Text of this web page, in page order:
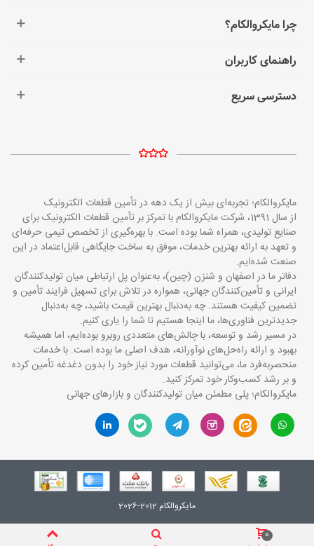
چرا مایکروالکام؟
راهنمای کاربران
دسترسی سریع
مایکروالکام؛ تجربه‌ای بیش از یک دهه در تأمین قطعات الکترونیک
از سال 1391، شرکت مایکروالکام با تمرکز بر تأمین قطعات الکترونیک برای
صنایع تولیدی، همراه شما بوده است. با بهره‌گیری از تخصص تیمی حرفه‌ای
و تعهد به ارائه بهترین خدمات، موفق به ساخت جایگاهی قابل‌اعتماد در این
صنعت شده‌ایم.
دفاتر ما در اصفهان و شنزن (چین)، به‌عنوان پل ارتباطی میان تولیدکنندگان
ایرانی و تأمین‌کنندگان جهانی، همواره در تلاش برای تسهیل فرایند تأمین و
تضمین کیفیت هستند. چه به‌دنبال بهترین قیمت باشید، چه به‌دنبال
جدیدترین فناوری‌ها، ما اینجا هستیم تا شما را یاری کنیم.
در مسیر رشد و توسعه، با چالش‌های متعددی روبرو بوده‌ایم، اما همیشه
بهبود و ارائه راه‌حل‌های نوآورانه، هدف اصلی ما بوده است. با خدمات
منحصربه‌فرد ما، می‌توانید قطعات مورد نیاز خود را بدون دغدغه تأمین کرده
و بر رشد کسب‌وکار خود تمرکز کنید.
مایکروالکام؛ پلی مطمئن میان تولیدکنندگان و بازارهای جهانی
مایکروالکام 2012-2026
0